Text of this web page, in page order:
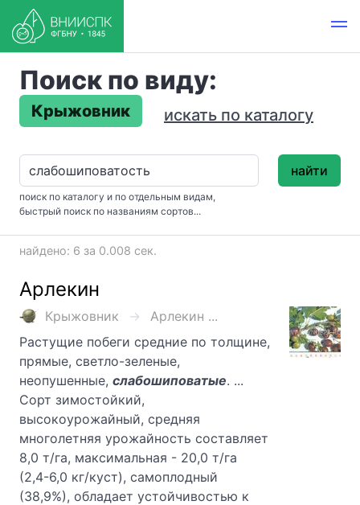
Поиск по виду:
Крыжовник искать по каталогу
поиск по каталогу и по отдельным видам,
быстрый поиск по названиям сортов...
найти
найдено: 6 за 0.008 сек.
Арлекин
Крыжовник
Арлекин ...
Растущие побеги средние по толщине,
прямые, светло-зеленые,
неопушенные, слабошиповатые. ...
Сорт зимостойкий,
высокоурожайный, средняя
многолетняя урожайность составляет
8,0 т/га, максимальная - 20,0 т/га
(2,4-6,0 кг/куст), самоплодный
(38,9%), обладает устойчивостью к